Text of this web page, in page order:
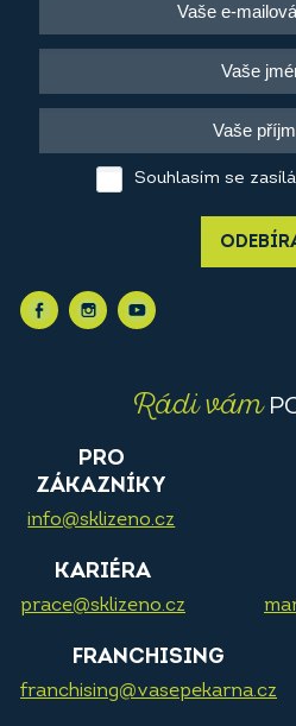
Souhlasím se
Rádi vám
PRO
ZÁKAZNÍKY
info@sklizeno.cz
KARIÉRA
prace@sklizeno.cz
FRANCHISING
franchising@vasepekarna.cz